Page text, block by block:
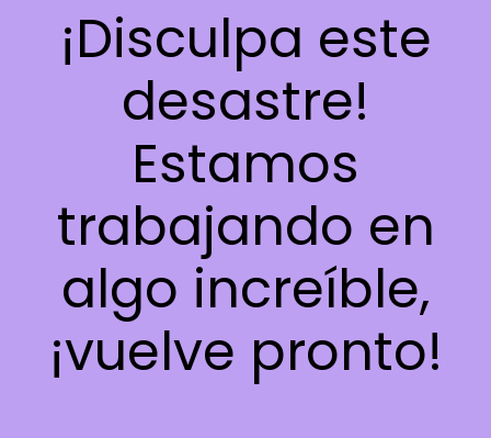
¡Disculpa este
desastre!
Estamos
trabajando en
algo increíble,
¡vuelve pronto!